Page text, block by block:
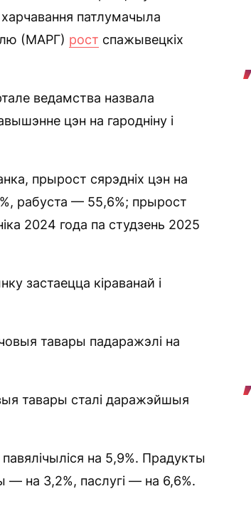
патлумачыла
(МАРГ) рост спажывецкіх
ведамства назвала
цэн на гародніну і
прырост сярэдніх цэн на
рабуста — 55,6%; прырост
2024 года па студзень 2025
застаецца кіраванай і
тавары падаражэлі на
тавары сталі даражэйшыя
на 5,9%. Прадукты
— на 3,2%, паслугі — на 6,6%.